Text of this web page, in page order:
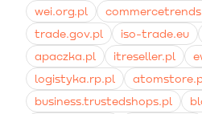
kodem rabatowym. Pytanie o
pomaga też w poprawie
wei.org.pl
trade.gov.pl
iso-trade.eu
apaczka.pl
itreseller.pl
logistyka.rp.pl
business.trustedshops.pl